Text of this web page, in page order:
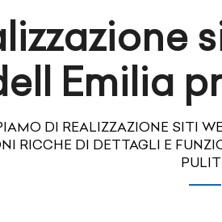
Emilia
DI REALIZZAZIONE SITI
RICCHE DI DETTAGLI E